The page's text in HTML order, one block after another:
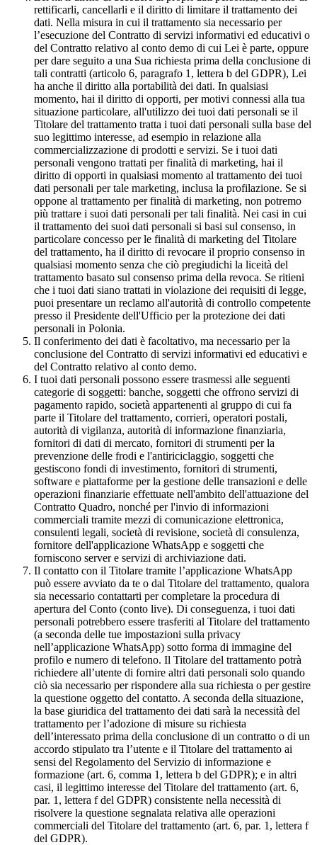
rettificarli, cancellarli e il diritto di limitare il trattamento dei
dati. Nella misura in cui il trattamento sia necessario per
l’esecuzione del Contratto di servizi informativi ed educativi o
del Contratto relativo al conto demo di cui Lei è parte, oppure
per dare seguito a una Sua richiesta prima della conclusione di
tali contratti (articolo 6, paragrafo 1, lettera b del GDPR), Lei
ha anche il diritto alla portabilità dei dati. In qualsiasi
momento, hai il diritto di opporti, per motivi connessi alla tua
situazione particolare, all'utilizzo dei tuoi dati personali se il
Titolare del trattamento tratta i tuoi dati personali sulla base del
suo legittimo interesse, ad esempio in relazione alla
commercializzazione di prodotti e servizi. Se i tuoi dati
personali vengono trattati per finalità di marketing, hai il
diritto di opporti in qualsiasi momento al trattamento dei tuoi
dati personali per tale marketing, inclusa la profilazione. Se si
oppone al trattamento per finalità di marketing, non potremo
più trattare i suoi dati personali per tali finalità. Nei casi in cui
il trattamento dei suoi dati personali si basi sul consenso, in
particolare concesso per le finalità di marketing del Titolare
del trattamento, ha il diritto di revocare il proprio consenso in
qualsiasi momento senza che ciò pregiudichi la liceità del
trattamento basato sul consenso prima della revoca. Se ritieni
che i tuoi dati siano trattati in violazione dei requisiti di legge,
puoi presentare un reclamo all'autorità di controllo competente
presso il Presidente dell'Ufficio per la protezione dei dati
personali in Polonia.
Il conferimento dei dati è facoltativo, ma necessario per la
conclusione del Contratto di servizi informativi ed educativi e
del Contratto relativo al conto demo.
I tuoi dati personali possono essere trasmessi alle seguenti
categorie di soggetti: banche, soggetti che offrono servizi di
pagamento rapido, società appartenenti al gruppo di cui fa
parte il Titolare del trattamento, corrieri, operatori postali,
autorità di vigilanza, autorità di informazione finanziaria,
fornitori di dati di mercato, fornitori di strumenti per la
prevenzione delle frodi e l'antiriciclaggio, soggetti che
gestiscono fondi di investimento, fornitori di strumenti,
software e piattaforme per la gestione delle transazioni e delle
operazioni finanziarie effettuate nell'ambito dell'attuazione del
Contratto Quadro, nonché per l'invio di informazioni
commerciali tramite mezzi di comunicazione elettronica,
consulenti legali, società di revisione, società di consulenza,
fornitore dell'applicazione WhatsApp e soggetti che
forniscono server e servizi di archiviazione dati.
Il contatto con il Titolare tramite l’applicazione WhatsApp
può essere avviato da te o dal Titolare del trattamento, qualora
sia necessario contattarti per completare la procedura di
apertura del Conto (conto live). Di conseguenza, i tuoi dati
personali potrebbero essere trasferiti al Titolare del trattamento
(a seconda delle tue impostazioni sulla privacy
nell’applicazione WhatsApp) sotto forma di immagine del
profilo e numero di telefono. Il Titolare del trattamento potrà
richiedere all’utente di fornire altri dati personali solo quando
ciò sia necessario per rispondere alla sua richiesta o per gestire
la questione oggetto del contatto. A seconda della situazione,
la base giuridica del trattamento dei dati sarà la necessità del
trattamento per l’adozione di misure su richiesta
dell’interessato prima della conclusione di un contratto o di un
accordo stipulato tra l’utente e il Titolare del trattamento ai
sensi del Regolamento del Servizio di informazione e
formazione (art. 6, comma 1, lettera b del GDPR); e in altri
casi, il legittimo interesse del Titolare del trattamento (art. 6,
par. 1, lettera f del GDPR) consistente nella necessità di
risolvere la questione segnalata relativa alle operazioni
commerciali del Titolare del trattamento (art. 6, par. 1, lettera f
del GDPR).